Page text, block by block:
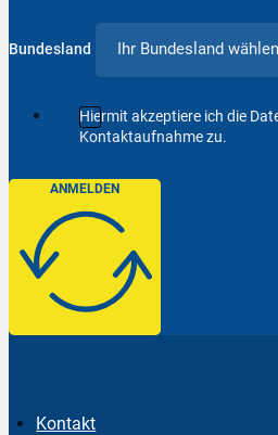
Bundesland
Hiermit akzeptiere ich die
Kontaktaufnahme zu.
ANMELDEN
Kontakt